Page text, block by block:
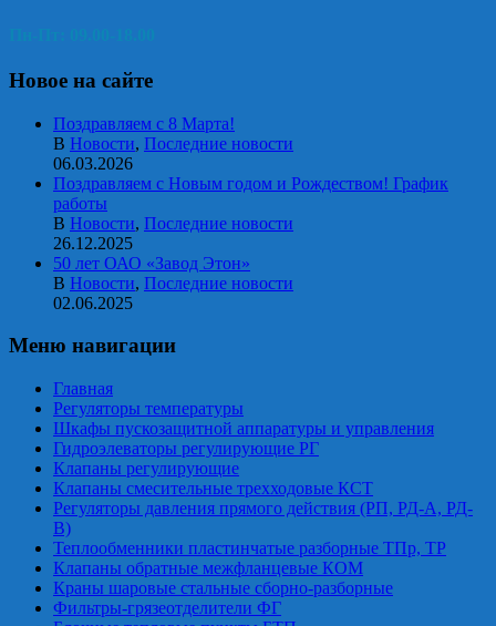
Новое на сайте
Поздравляем с 8 Марта!
В Новости, Последние новости
06.03.2026
Поздравляем с Новым годом и Рождеством! График
работы
В Новости, Последние новости
26.12.2025
50 лет ОАО «Завод Этон»
В Новости, Последние новости
02.06.2025
Меню навигации
Главная
Регуляторы температуры
Шкафы пускозащитной аппаратуры и управления
Гидроэлеваторы регулирующие РГ
Клапаны регулирующие
Клапаны смесительные трехходовые КСТ
Регуляторы давления прямого действия (РП, РД-А, РД-
В)
Теплообменники пластинчатые разборные ТПр, ТР
Клапаны обратные межфланцевые КОМ
Краны шаровые стальные сборно-разборные
Фильтры-грязеотделители ФГ